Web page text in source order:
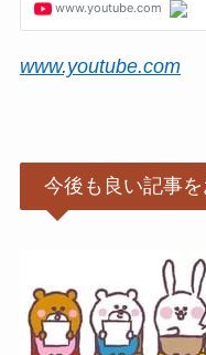
www.youtube.com
今後も良い記事